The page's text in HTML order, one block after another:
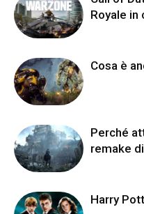
Royale in
Cosa è
Perché
remake
Harry